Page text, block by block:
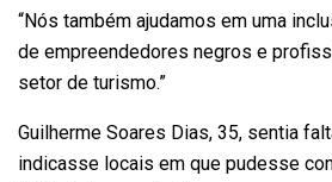
“Nós também ajudamos em uma
de empreendedores negros e
setor de turismo.”
Guilherme Soares Dias, 35, sentia
indicasse locais em que pudesse